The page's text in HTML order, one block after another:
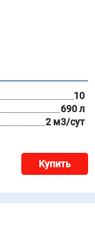
10
690 л
2 м3/сут
Купить